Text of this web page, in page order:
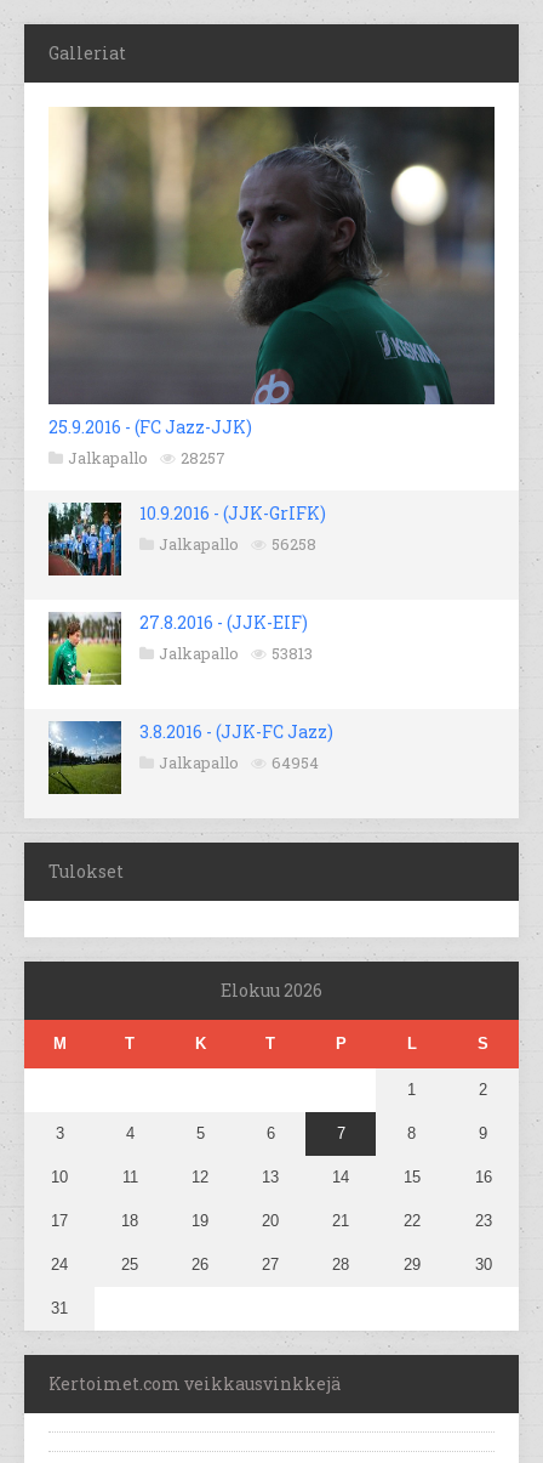
Galleriat
25.9.2016 - (FC Jazz-JJK)
Jalkapallo 28257
10.9.2016 - (JJK-GrIFK)
Jalkapallo 56258
27.8.2016 - (JJK-EIF)
Jalkapallo 53813
3.8.2016 - (JJK-FC Jazz)
Jalkapallo 64954
Tulokset
Elokuu 2026
M T K T P L S
1 2
3 4 5 6 7 8 9
10 11 12 13 14 15 16
17 18 19 20 21 22 23
24 25 26 27 28 29 30
31
Kertoimet.com veikkausvinkkejä